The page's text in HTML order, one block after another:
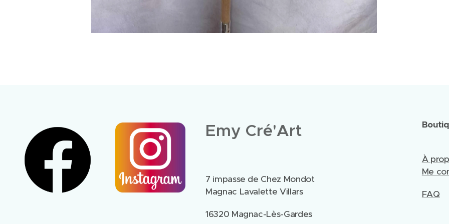
Emy Cré'Art
7 impasse de Chez Mondot
Magnac Lavalette Villars
16320 Magnac-Lès-Gardes
À
Me
FAQ